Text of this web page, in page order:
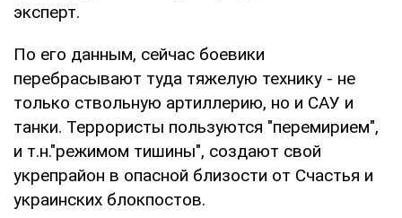
эксперт.
По его данным, сейчас боевики
перебрасывают туда тяжелую технику - не
только ствольную артиллерию, но и САУ и
танки. Террористы пользуются "перемирием",
и т.н."режимом тишины", создают свой
укрепрайон в опасной близости от Счастья и
украинских блокпостов.